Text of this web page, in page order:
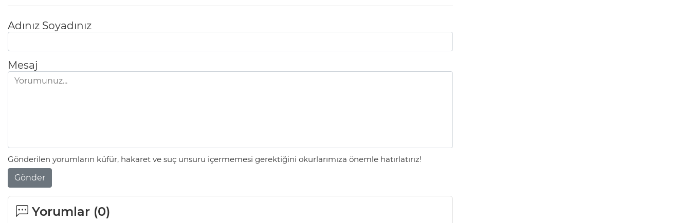
Adınız Soyadınız
Mesaj
Gönderilen yorumların küfür, hakaret ve suç unsuru içermemesi gerektiğini okurlarımıza önemle hatırlatırız!
Gönder
Yorumlar (0)